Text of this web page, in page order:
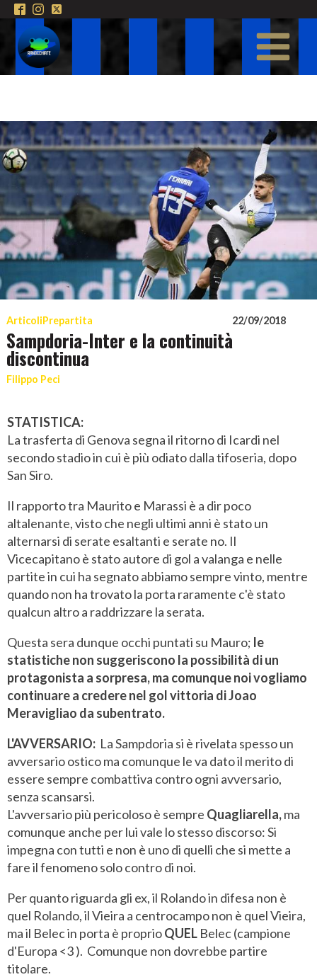
ArticoliPrepartita 22/09/2018
Sampdoria-Inter e la continuità
discontinua
Filippo Peci
STATISTICA:
La trasferta di Genova segna il ritorno di Icardi nel
secondo stadio in cui è più odiato dalla tifoseria, dopo
San Siro.
Il rapporto tra Maurito e Marassi è a dir poco
altalenante, visto che negli ultimi anni è stato un
alternarsi di serate esaltanti e serate no. Il
Vicecapitano è stato autore di gol a valanga e nelle
partite in cui ha segnato abbiamo sempre vinto, mentre
quando non ha trovato la porta raramente c'è stato
qualcun altro a raddrizzare la serata.
Questa sera dunque occhi puntati su Mauro; le
statistiche non suggeriscono la possibilità di un
protagonista a sorpresa, ma comunque noi vogliamo
continuare a credere nel gol vittoria di Joao
Meravigliao da subentrato.
L'AVVERSARIO: La Sampdoria si è rivelata spesso un
avversario ostico ma comunque le va dato il merito di
essere sempre combattiva contro ogni avversario,
senza scansarsi.
L'avversario più pericoloso è sempre Quagliarella,ma
comunque anche per lui vale lo stesso discorso: Si
impegna con tutti e non è uno di quelli che si mette a
fare il fenomeno solo contro di noi.
Per quanto riguarda gli ex, il Rolando in difesa non è
quel Rolando, il Vieira a centrocampo non è quel Vieira,
ma il Belec in porta è proprioQUEL Belec (campione
d'Europa <3 ). Comunque non dovrebbe partire
titolare.